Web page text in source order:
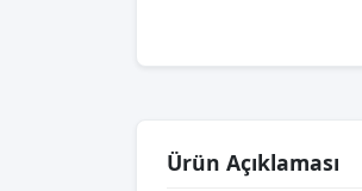
Ürün Açıklaması